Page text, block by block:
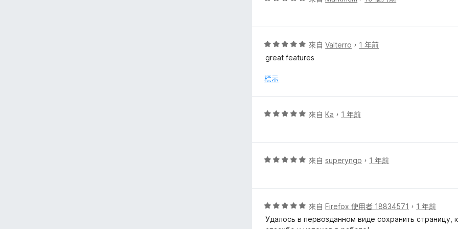
5
，
分
5
分
評
價
分
分
5
來自Valterro ， 1 年前
great features
標示
評
，
來自Ka ， 1 年前
評
，
分
來自superyngo ， 1 年前
評
價
5
來自Firefox 使用者 18834571 ， 1 年前
Удалось в первозданном виде сохранить